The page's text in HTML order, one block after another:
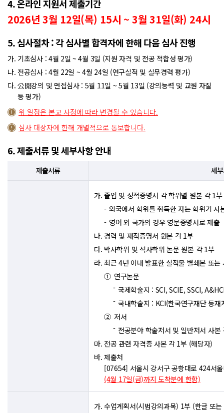
4. 온라인 지원서 제출기간
2026년 3월 12일(목) 15시 ~ 3월 31일(화) 24시
5. 심사절차 : 각 심사별 합격자에 한해 다음 심사 진행
기초심사 : 4월 2일 ~ 4월 3일 (지원 자격 및 전공 적합성 평가)
전공심사 : 4월 22일 ~ 4월 24일 (연구실적 및 실무경력 평가)
公開강의 및 면접심사 : 5월 11일 ~ 5월 13일 (강의능력 및 교원 자질
등 평가)
위 일정은 본교 사정에 따라 변경될 수 있습니다.
심사 대상자에 한해 개별적으로 통보합니다.
6. 제출서류 및 세부사항 안내
제출서류 세
졸업 및 성적증명서 각 학위별 원본 각 1부
외국에서 학위를 취득한 자는 학위기
영어 외 국가의 경우 영문증명서로 제출
경력 및 재직증명서 원본 각 1부
박사학위 및 석사학위 논문 원본 각 1부
최근 4년 이내 발표한 실적물 별쇄본 또는
연구논문
국제학술지 : SCI, SCIE, SSCI,
국내학술지 : KCI(한국연구재단 등재
저서
전공분야 학술저서 및 일반저서 사본
전공 관련 자격증 사본 각 1부 (해당자)
제출처
[07654] 서울시 강서구 공항대로 424서
(4월 17일(금)까지 도착분에 한함)
수업계획서(시범강의과목) 1부 (한글 또